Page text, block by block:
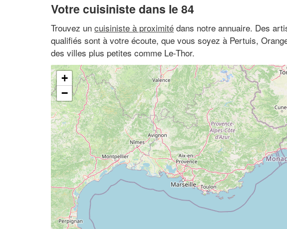
Votre cuisiniste dans le 84
Trouvez un cuisiniste à proximité dans notre annuaire. Des
qualifiés sont à votre écoute, que vous soyez à Pertuis,
des villes plus petites comme Le-Thor.
+
−